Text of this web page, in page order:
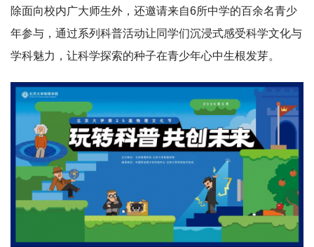
除面向校内广大师生外，还邀请来自6所中学的百余名青少
年参与，通过系列科普活动让同学们沉浸式感受科学文化与
学科魅力，让科学探索的种子在青少年心中生根发芽。